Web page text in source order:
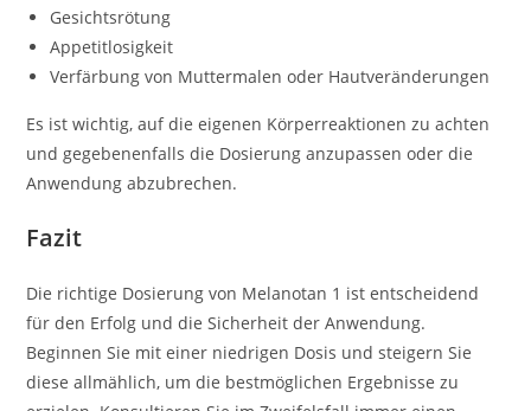
Gesichtsrötung
Appetitlosigkeit
Verfärbung von Muttermalen oder Hautveränderungen
Es ist wichtig, auf die eigenen Körperreaktionen zu achten
und gegebenenfalls die Dosierung anzupassen oder die
Anwendung abzubrechen.
Fazit
Die richtige Dosierung von Melanotan 1 ist entscheidend
für den Erfolg und die Sicherheit der Anwendung.
Beginnen Sie mit einer niedrigen Dosis und steigern Sie
diese allmählich, um die bestmöglichen Ergebnisse zu